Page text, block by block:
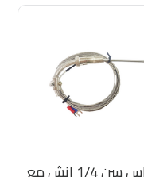
حساس سن 1/4 انش مع